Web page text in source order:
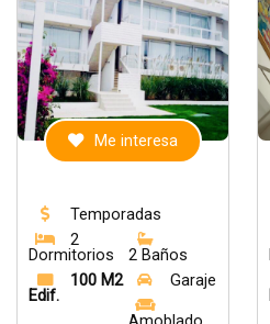
Me interesa
Temporadas
2
Dormitorios
2 Baños
100 M2
Edif.
Garaje